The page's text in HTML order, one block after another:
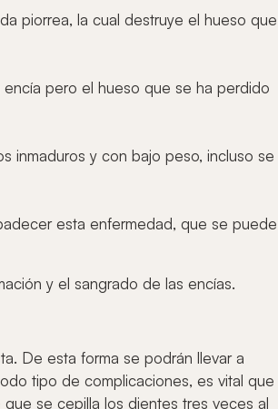
piorrea, la cual destruye el hueso que
pero el hueso que se ha perdido
inmaduros y con bajo peso, incluso se
esta enfermedad, que se puede
y el sangrado de las encías.
De esta forma se podrán llevar a
tipo de complicaciones, es vital que
se cepilla los dientes tres veces al